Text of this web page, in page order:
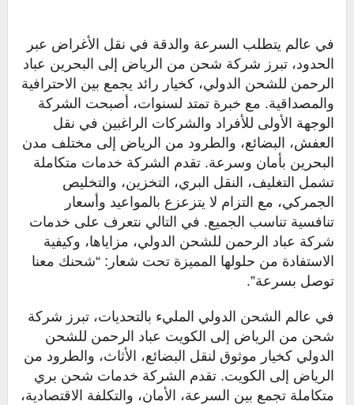
في عالم يتطلب السرعة والدقة في نقل الأغراض عبر
الحدود، تبرز شركة شحن من الرياض إلى البحرين عباد
الرحمن للشحن الدولي، كخيار رائد يجمع بين الاحترافية
والمصداقية. مع خبرة تمتد لسنوات، أصبحت الشركة
الوجهة الأولى للأفراد والشركات الراغبين في نقل
العفش، البضائع، والطرود من الرياض إلى مختلف مدن
البحرين بأمان وسرعة. تقدم الشركة خدمات متكاملة
تشمل التغليف، النقل البري، التخزين، والتخليص
الجمركي، مع التزام لا يتزعزع بالمواعيد وأسعار
تنافسية تناسب الجميع. في التالي نتعرف على خدمات
شركة عباد الرحمن للشحن الدولي، مزاياها، وكيفية
الاستفادة من حلولها المميزة تحت شعار: “شحنك معنا
توصل بسرعة”.
في عالم الشحن الدولي المليء بالتحديات، تبرز شركة
شحن من الرياض إلى الكويت عباد الرحمن للشحن
الدولي كخيار موثوق لنقل البضائع، الأثاث، والطرود من
الرياض إلى الكويت. تقدم الشركة خدمات شحن بري
متكاملة تجمع بين السرعة، الأمان، والتكلفة الاقتصادية،